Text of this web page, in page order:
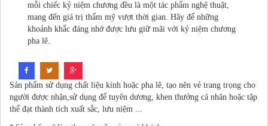
mỗi chiếc kỷ niệm chương đều là một tác phẩm nghệ thuật,
mang đến giá trị thẩm mỹ vượt thời gian. Hãy để những
khoảnh khắc đáng nhớ được lưu giữ mãi với kỷ niệm chương
pha lê.
Sản phẩm sử dụng chất liệu kính hoặc pha lê, tạo nên vẻ trang trọng cho
người được nhận,sử dụng để tuyên dương, khen thưởng cá nhân hoặc tập
thể đạt thành tích xuất sắc, lưu niệm ...